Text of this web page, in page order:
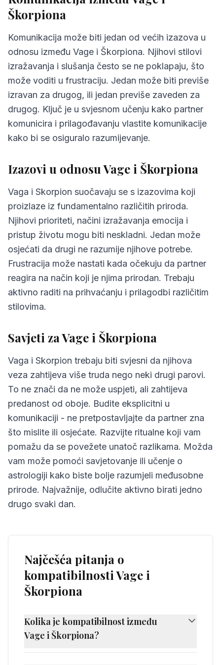
Škorpiona
Komunikacija može biti jedan od većih izazova u
odnosu između Vage i Škorpiona. Njihovi stilovi
izražavanja i slušanja često se ne poklapaju, što
može voditi u frustraciju. Jedan može biti previše
izravan za drugog, ili jedan previše zaveden za
drugog. Ključ je u svjesnom učenju kako partner
komunicira i prilagođavanju vlastite komunikacije
kako bi se osiguralo razumijevanje.
Izazovi u odnosu Vage i Škorpiona
Vaga i Skorpion suočavaju se s izazovima koji
proizlaze iz fundamentalno različitih priroda.
Njihovi prioriteti, načini izražavanja emocija i
pristup životu mogu biti neskladni. Jedan može
osjećati da drugi ne razumije njihove potrebe.
Frustracija može nastati kada očekuju da partner
reagira na način koji je njima prirodan. Trebaju
aktivno raditi na prihvaćanju i prilagodbi različitim
stilovima.
Savjeti za Vage i Škorpiona
Vaga i Skorpion trebaju biti svjesni da njihova
veza zahtijeva više truda nego neki drugi parovi.
To ne znači da ne može uspjeti, ali zahtijeva
predanost od oboje. Budite eksplicitni u
komunikaciji - ne pretpostavljajte da partner zna
što mislite ili osjećate. Razvijte ritualne koji vam
pomažu da se povežete unatoč razlikama. Možda
vam može pomoći savjetovanje ili učenje o
astrologiji kako biste bolje razumjeli međusobne
prirode. Najvažnije, odlučite aktivno birati jedno
drugo svaki dan.
Najčešća pitanja o
kompatibilnosti Vage i
Škorpiona
Kolika je kompatibilnost između
Vage i Škorpiona?
Kompatibilnost između Vage i Škorpiona